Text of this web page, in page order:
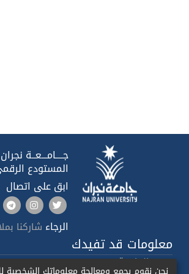
جــــامـــعــة نجران
المستودع
ابق على اتصال
الرجاء شاركنا
معلومات قد تفيدك
صدى الجامعة